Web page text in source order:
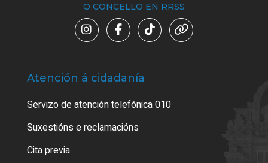
O CONCELLO EN RRSS
Atención á cidadanía
Servizo de atención telefónica 010
Suxestións e reclamacións
Cita previa